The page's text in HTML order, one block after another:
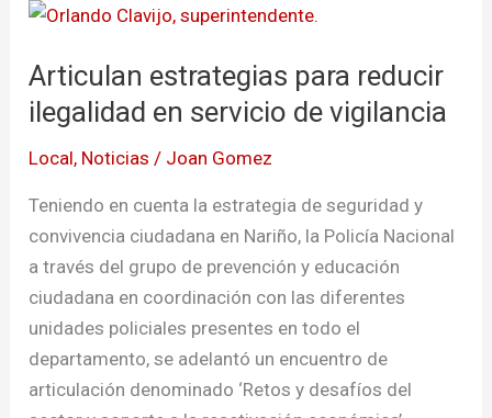
Articulan estrategias para reducir
ilegalidad en servicio de vigilancia
Local, Noticias / Joan Gomez
Teniendo en cuenta la estrategia de seguridad y
convivencia ciudadana en Nariño, la Policía Nacional
a través del grupo de prevención y educación
ciudadana en coordinación con las diferentes
unidades policiales presentes en todo el
departamento, se adelantó un encuentro de
articulación denominado ‘Retos y desafíos del
Articulan
para
reducir
en
servicio
de
vigilancia